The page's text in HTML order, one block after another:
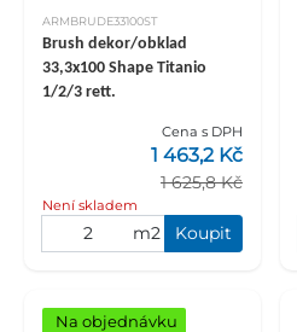
ARMBRUDE33100ST
Brush dekor/obklad
33,3x100 Shape Titanio
1/2/3 rett.
Cena s DPH
1 625,8 Kč
1 463,2 Kč
Není skladem
m2 Koupit
Na objednávku